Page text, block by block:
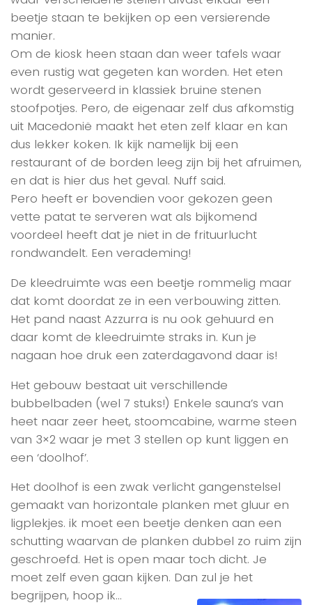
beetje staan te bekijken op een versierende
manier.
Om de kiosk heen staan dan weer tafels waar
even rustig wat gegeten kan worden. Het eten
wordt geserveerd in klassiek bruine stenen
stoofpotjes. Pero, de eigenaar zelf dus afkomstig
uit Macedonië maakt het eten zelf klaar en kan
dus lekker koken. Ik kijk namelijk bij een
restaurant of de borden leeg zijn bij het afruimen,
en dat is hier dus het geval. Nuff said.
Pero heeft er bovendien voor gekozen geen
vette patat te serveren wat als bijkomend
voordeel heeft dat je niet in de frituurlucht
rondwandelt. Een verademing!
De kleedruimte was een beetje rommelig maar
dat komt doordat ze in een verbouwing zitten.
Het pand naast Azzurra is nu ook gehuurd en
daar komt de kleedruimte straks in. Kun je
nagaan hoe druk een zaterdagavond daar is!
Het gebouw bestaat uit verschillende
bubbelbaden (wel 7 stuks!) Enkele sauna’s van
heet naar zeer heet, stoomcabine, warme steen
van 3×2 waar je met 3 stellen op kunt liggen en
een ‘doolhof’.
Het doolhof is een zwak verlicht gangenstelsel
gemaakt van horizontale planken met gluur en
ligplekjes. ik moet een beetje denken aan een
schutting waarvan de planken dubbel zo ruim zijn
geschroefd. Het is open maar toch dicht. Je
moet zelf even gaan kijken. Dan zul je het
begrijpen, hoop ik…